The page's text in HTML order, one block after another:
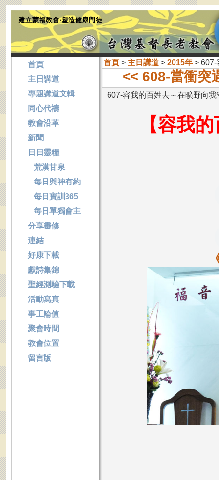
建立蒙福教會‧塑造健康門徒
首頁> 主日講道> 2015年> 607-
<< 608-當衝突
607-容我的百姓去～在曠野向我
【容我
首頁
主日講道
專題講道文輯
同心代禱
教會沿革
新聞
日日靈糧
荒漠甘泉
每日與神有約
每日寶訓365
每日單獨會主
分享靈修
連結
好康下載
獻詩集錦
聖經測驗下載
活動寫真
事工輪值
聚會時間
教會位置
留言版